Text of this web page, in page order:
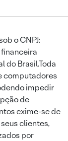
o CNPJ:
do Brasil.Toda
computadores
impedir
de
exime-se de
clientes,
por